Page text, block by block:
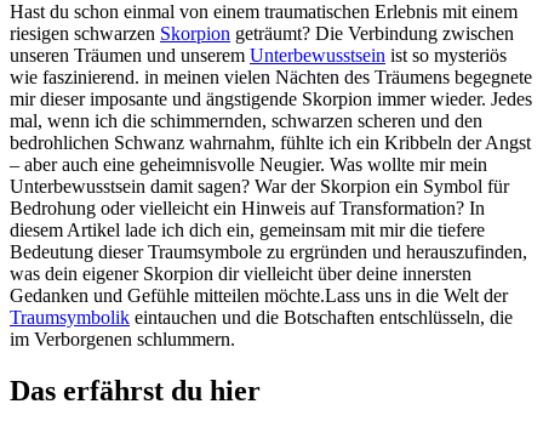
Hast du⁤ schon einmal von ⁣einem ‌traumatischen ⁤Erlebnis ⁤mit einem
⁣riesigen schwarzen Skorpion geträumt? Die Verbindung⁣ zwischen
unseren Träumen und unserem Unterbewusstsein ist so mysteriös
wie faszinierend. in meinen ‍vielen ⁤Nächten des Träumens ‌begegnete
mir dieser imposante und ängstigende⁢ Skorpion‍ immer​ wieder. Jedes
mal, wenn ich⁢ die schimmernden,​ schwarzen scheren und den
bedrohlichen Schwanz wahrnahm, ‍fühlte ich ein ⁢Kribbeln ⁣der ⁣Angst
– aber auch eine geheimnisvolle⁣ Neugier. Was wollte⁢ mir‍ mein
Unterbewusstsein damit ​sagen? War der Skorpion ein ​Symbol für
Bedrohung oder ⁢vielleicht ein ⁢Hinweis auf ​Transformation? In⁤
diesem Artikel⁤ lade ich dich ein, gemeinsam mit mir die tiefere
Bedeutung dieser ‍Traumsymbole‍ zu ergründen ‌und herauszufinden,
was dein eigener Skorpion dir vielleicht über deine innersten
Gedanken ‌und Gefühle mitteilen‌ möchte.Lass uns in die ⁣Welt⁢ der
Traumsymbolik eintauchen und ‌die Botschaften entschlüsseln, die
im Verborgenen schlummern.
Das erfährst⁢ du​ hier